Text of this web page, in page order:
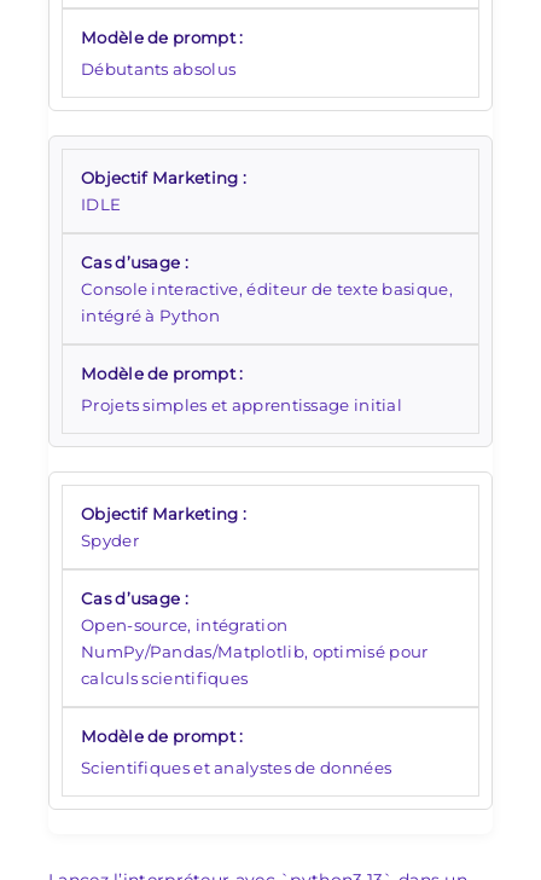
Débutants absolus
IDLE
Console interactive, éditeur de texte basique,
intégré à Python
Projets simples et apprentissage initial
Spyder
Open-source, intégration
NumPy/Pandas/Matplotlib, optimisé pour
calculs scientifiques
Scientifiques et analystes de données